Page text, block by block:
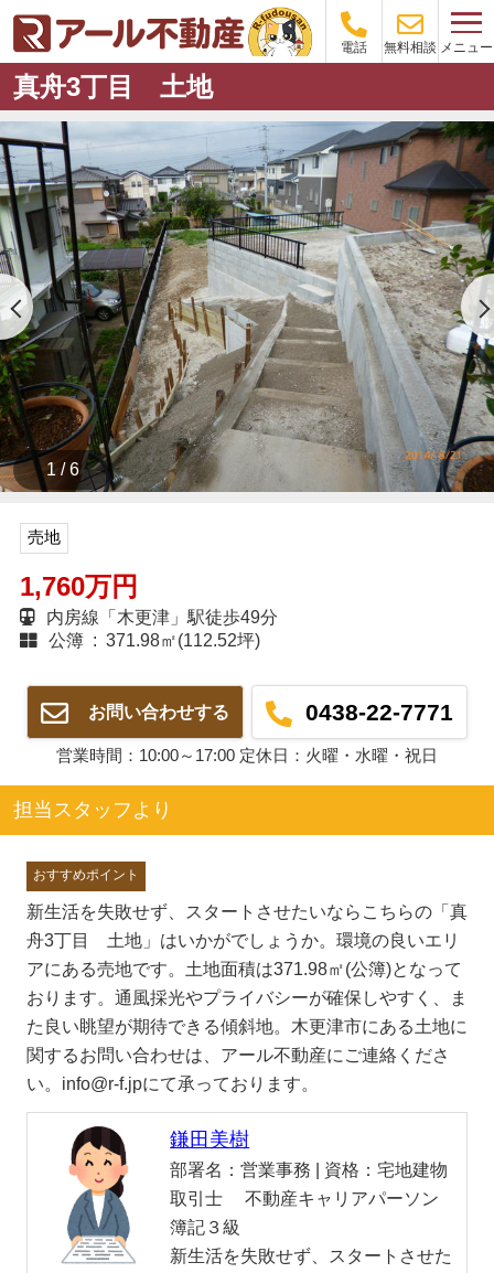
電話 無料相談 メニュー
真舟3丁目 土地
1 / 6
売地
1,760万円
内房線「木更津」駅徒歩49分
公簿 : 371.98㎡(112.52坪)
お問い合わせする 0438-22-7771
営業時間：10:00～17:00 定休日：火曜・水曜・祝日
担当スタッフより
おすすめポイント
新生活を失敗せず、スタートさせたいならこちらの「真
舟3丁目 土地」はいかがでしょうか。環境の良いエリ
アにある売地です。土地面積は371.98㎡(公簿)となって
おります。通風採光やプライバシーが確保しやすく、ま
た良い眺望が期待できる傾斜地。木更津市にある土地に
関するお問い合わせは、アール不動産にご連絡くださ
い。info@r-f.jpにて承っております。
鎌田美樹
部署名：営業事務 | 資格：宅地建物
取引士 不動産キャリアパーソン
簿記３級
新生活を失敗せず、スタートさせた